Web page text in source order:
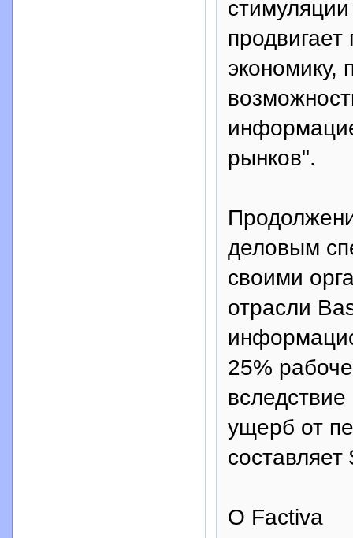
экономику,
рынков".
деловым
своими
отрасли
25%
ущерб от
О Factiva